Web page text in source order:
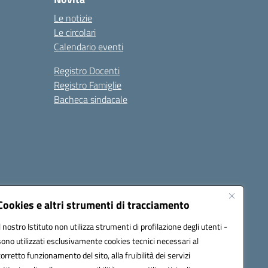
e altri strumenti di tracciamento
nostro Istituto non utilizza strumenti di profilazione degli utenti -
utilizzati esclusivamente cookies tecnici necessari al
funzionamento del sito, alla fruibilità dei servizi
Le notizie
Le circolari
Calendario eventi
Registro Docenti
Registro Famiglie
Bacheca sindacale